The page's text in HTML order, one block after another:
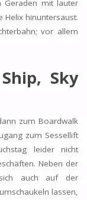
Geraden mit lauter
Helix hinuntersaust.
vor allem
Sky
zum Boardwalk
zum Sessellift
leider nicht
Neben der
auch auf der
lassen,